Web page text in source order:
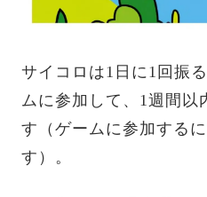
サイコロは1日に1回振
ムに参加して、1週間以
す（ゲームに参加する
す）。